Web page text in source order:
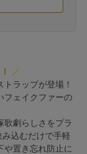
／
ラップが登場！
フェイクファーの
歌劇らしさをプラ
込むだけで手軽
や置き忘れ防止に